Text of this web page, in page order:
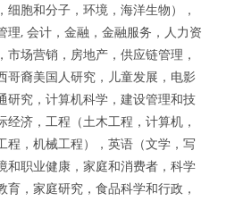
胞和分子，环境，海洋生物），
理, 会计，金融，金融服务，人力资
场营销，房地产，供应链管理，
哥裔美国人研究，儿童发展，电影
研究，计算机科学，建设管理和技
济，工程（土木工程，计算机，
程，机械工程），英语（文学，写
和职业健康，家庭和消费者，科学
育，家庭研究，食品科学和行政，